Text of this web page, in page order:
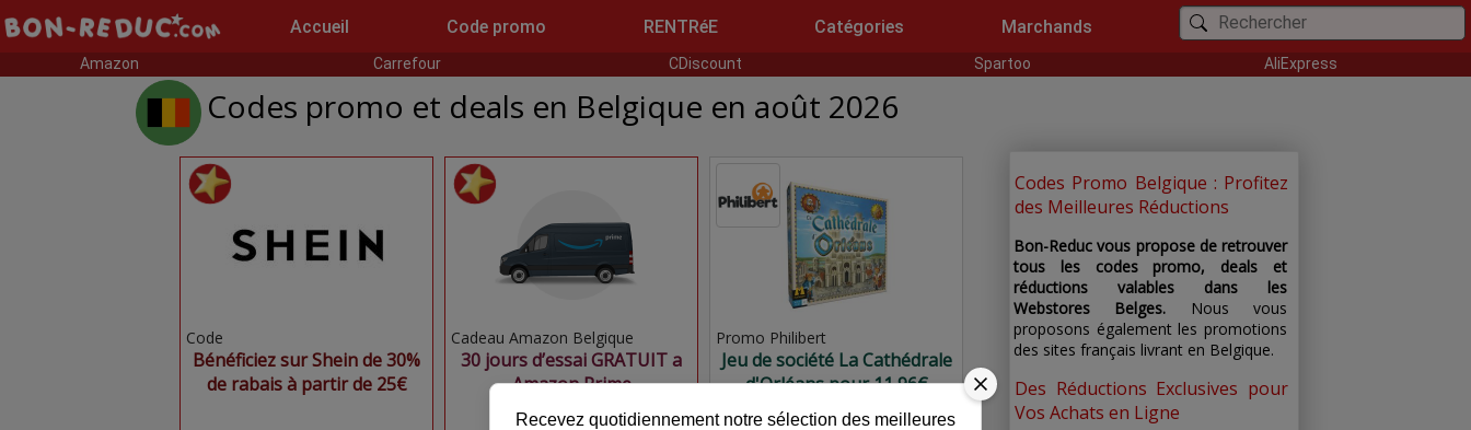
Accueil Code promo RENTRéE Catégories Marchands
Amazon Carrefour CDiscount Spartoo AliExpress
Codes promo et deals en Belgique en août 2026
Code
Bénéficiez sur Shein de 30%
de rabais à partir de 25€
Cadeau Amazon Belgique
30 jours d’essai GRATUIT a
Amazon Prime
Promo Philibert
Jeu de société La Cathédrale
d'Orléans pour 11,96€
Codes Promo Belgique : Profitez
des Meilleures Réductions
Bon-Reduc vous propose de retrouver
tous les codes promo, deals et
réductions valables dans les
Webstores Belges. Nous vous
proposons également les promotions
des sites français livrant en Belgique.
Des Réductions Exclusives pour
Vos Achats en Ligne
Recevez quotidiennement notre sélection des meilleures